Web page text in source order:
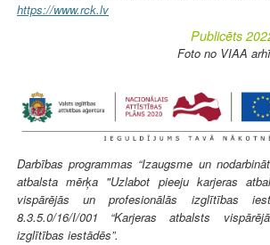
https://www.rck.lv
Publicēts
Foto no VIAA
Darbības programmas “Izaugsme un
atbalsta mērķa "Uzlabot pieeju karjeras
vispārējās un profesionālās izglītības
8.3.5.0/16/I/001 “Karjeras atbalsts
izglītības iestādēs”.